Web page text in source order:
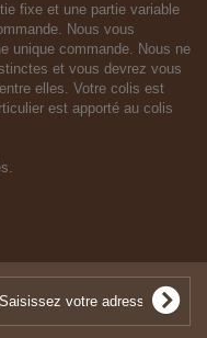
fixe et une partie variable
Nous vous
unique commande. Nous ne
et vous devrez vous
elles. Votre colis est
est apporté au colis